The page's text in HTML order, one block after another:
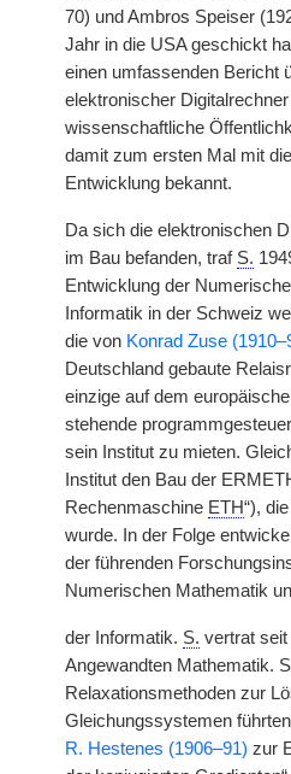
70) und Ambros Speiser
Jahr in die USA geschickt
einen umfassenden Bericht
elektronischer
wissenschaftliche
damit zum ersten Mal mit
Entwicklung bekannt.
Da sich die elektronischen
im Bau befanden, traf S.
Entwicklung der
Informatik in der Schweiz
die von Konrad Zuse
Deutschland gebaute
einzige auf dem
stehende
sein Institut zu mieten.
Institut den Bau der
Rechenmaschine ETH“),
wurde. In der Folge
der führenden
Numerischen Mathematik
der Informatik. S. vertrat seit
Angewandten Mathematik.
Relaxationsmethoden zur
Gleichungssystemen
R. Hestenes (1906–91) zur